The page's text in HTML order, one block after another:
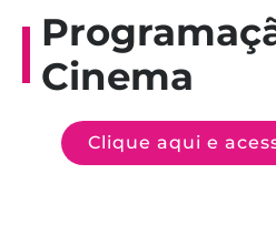
Cinema
Clique aqui e